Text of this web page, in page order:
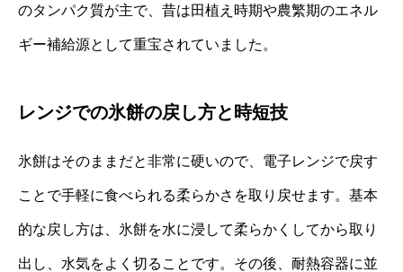
のタンパク質が主で、昔は田植え時期や農繁期のエネル
ギー補給源として重宝されていました。
レンジでの氷餅の戻し方と時短技
氷餅はそのままだと非常に硬いので、電子レンジで戻す
ことで手軽に食べられる柔らかさを取り戻せます。基本
的な戻し方は、氷餅を水に浸して柔らかくしてから取り
出し、水気をよく切ることです。その後、耐熱容器に並